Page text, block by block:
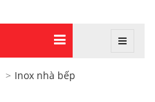
Inox nhà bếp